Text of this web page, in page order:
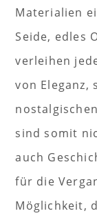
Materialien
Seide, edles
verleihen
von Eleganz,
sind somit
auch
für die
Möglichkeit,